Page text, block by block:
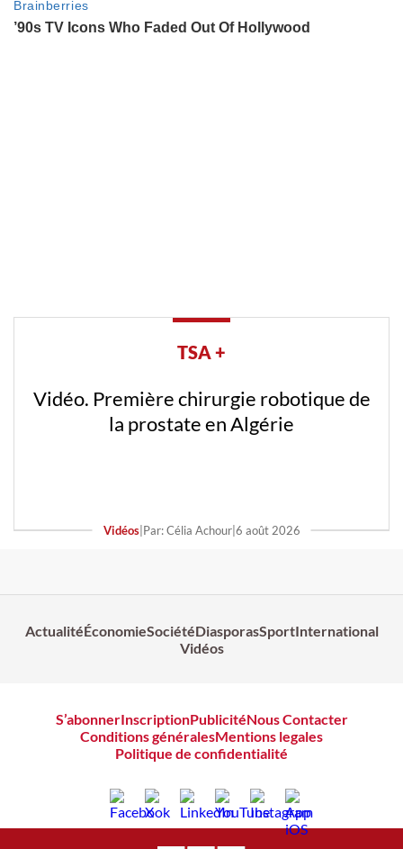
TSA +
Vidéo. Première chirurgie robotique de
la prostate en Algérie
Vidéos| Par: Célia Achour| 6 août 2026
ActualitéÉconomieSociétéDiasporasSportInternational
Vidéos
S’abonnerInscriptionPublicitéNous Contacter
Conditions généralesMentions legales
Politique de confidentialité